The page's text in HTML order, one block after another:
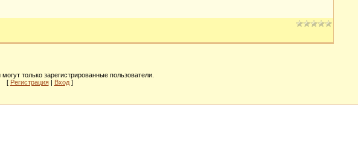
только зарегистрированные пользователи.
[ Регистрация| Вход]